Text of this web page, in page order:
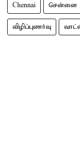
Chennai சென்னை
விழிப்புணர்வு